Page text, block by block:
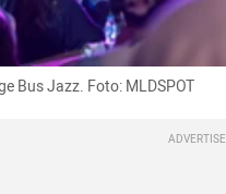
Bus Jazz. Foto: MLDSPOT